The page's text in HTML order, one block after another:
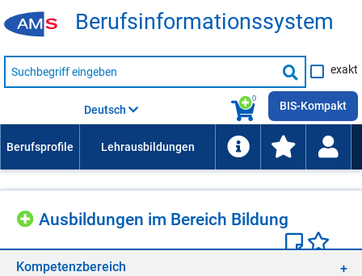
Be­rufs­in­for­ma­ti­ons­sys­tem
Suche
nach
Suche
starten
exakt
0
Deutsch BIS-Kompakt
Aus­bil­dun­gen im Be­reich Bil­dung
Kom­pe­tenz­be­reich